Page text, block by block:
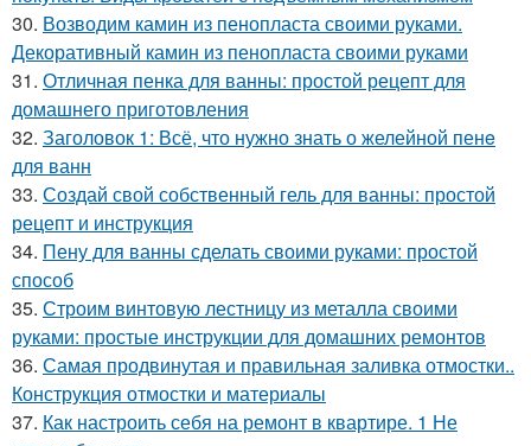
30. Возводим камин из пенопласта своими руками.
Декоративный камин из пенопласта своими руками
31. Отличная пенка для ванны: простой рецепт для
домашнего приготовления
32. Заголовок 1: Всё, что нужно знать о желейной пенe
для ванн
33. Создай свой собственный гель для ванны: простой
рецепт и инструкция
34. Пену для ванны сделать своими руками: простой
способ
35. Строим винтовую лестницу из металла своими
руками: простые инструкции для домашних ремонтов
36. Самая продвинутая и правильная заливка отмостки..
Конструкция отмостки и материалы
37. Как настроить себя на ремонт в квартире. 1 Не